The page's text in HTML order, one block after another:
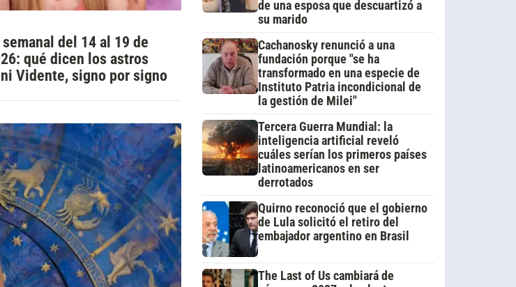
del 14 al 19 de
qué dicen los astros
Vidente, signo por signo
de una esposa que descuartizó a
su marido
Cachanosky renunció a una
fundación porque "se ha
transformado en una especie de
Instituto Patria incondicional de
la gestión de Milei"
Tercera Guerra Mundial: la
inteligencia artificial reveló
cuáles serían los primeros países
latinoamericanos en ser
derrotados
Quirno reconoció que el gobierno
de Lula solicitó el retiro del
embajador argentino en Brasil
The Last of Us cambiará de